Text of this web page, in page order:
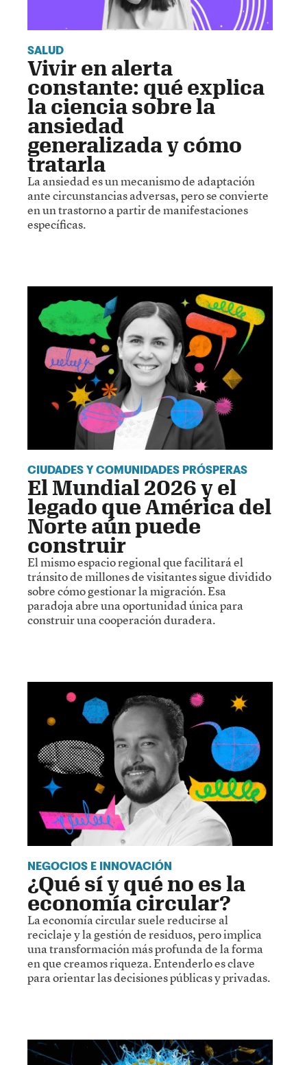
SALUD
Vivir en alerta
constante: qué explica
la ciencia sobre la
ansiedad
generalizada y cómo
tratarla
La ansiedad es un mecanismo de adaptación
ante circunstancias adversas, pero se convierte
en un trastorno a partir de manifestaciones
específicas.
CIUDADES Y COMUNIDADES PRÓSPERAS
El Mundial 2026 y el
legado que América del
Norte aún puede
construir
El mismo espacio regional que facilitará el
tránsito de millones de visitantes sigue dividido
sobre cómo gestionar la migración. Esa
paradoja abre una oportunidad única para
construir una cooperación duradera.
NEGOCIOS E INNOVACIÓN
¿Qué sí y qué no es la
economía circular?
La economía circular suele reducirse al
reciclaje y la gestión de residuos, pero implica
una transformación más profunda de la forma
en que creamos riqueza. Entenderlo es clave
para orientar las decisiones públicas y privadas.